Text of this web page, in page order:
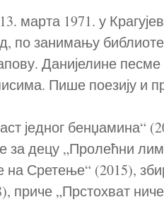
марта 1971. у
по занимању
Данијелине
Пише поезију и
једног бенџамина“
за децу „Пролећни
Сретење“ (2015),
приче „Прстохват